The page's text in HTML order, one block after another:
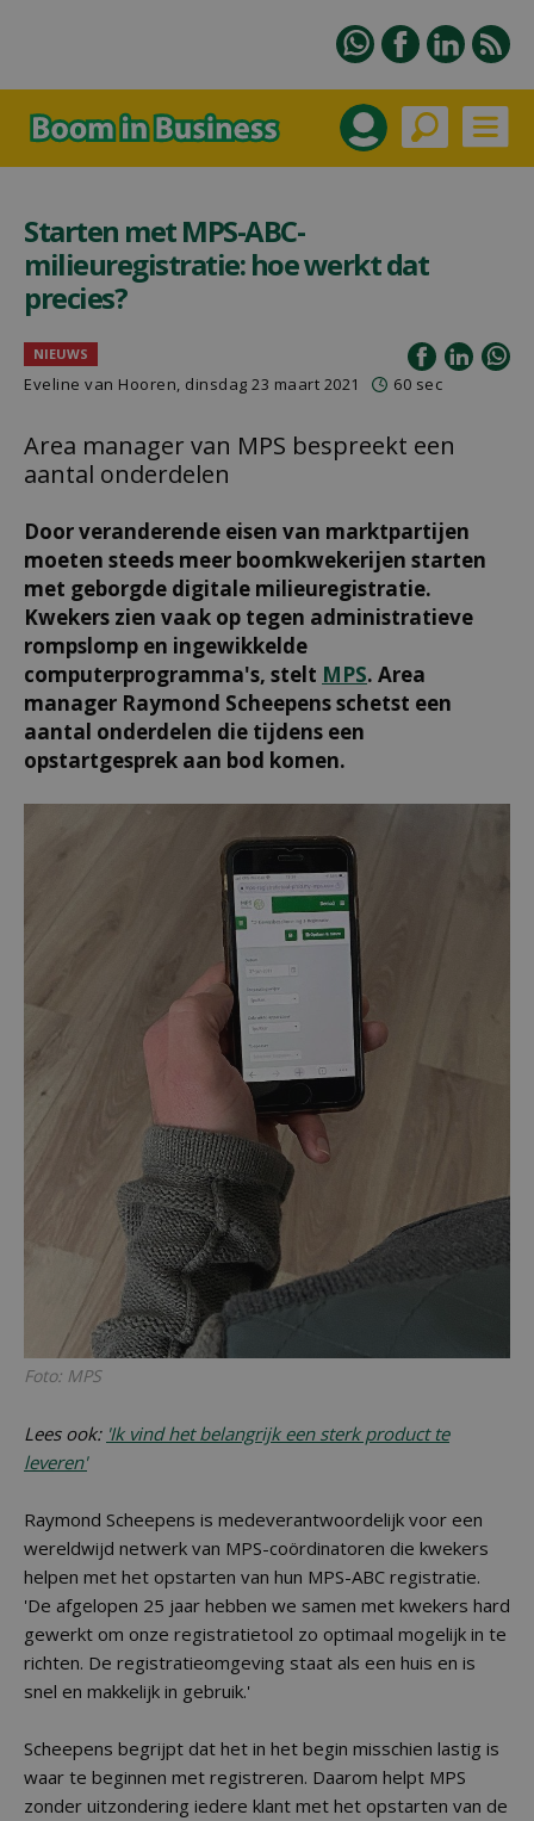
Starten met MPS-ABC-
milieuregistratie: hoe werkt dat
precies?
NIEUWS
Eveline van Hooren, dinsdag 23 maart 2021 60 sec
Area manager van MPS bespreekt een
aantal onderdelen
Door veranderende eisen van marktpartijen
moeten steeds meer boomkwekerijen starten
met geborgde digitale milieuregistratie.
Kwekers zien vaak op tegen administratieve
rompslomp en ingewikkelde
computerprogramma's, stelt MPS. Area
manager Raymond Scheepens schetst een
aantal onderdelen die tijdens een
opstartgesprek aan bod komen.
Foto: MPS
Lees ook: 'Ik vind het belangrijk een sterk product te
leveren'
Raymond Scheepens is medeverantwoordelijk voor een
wereldwijd netwerk van MPS-coördinatoren die kwekers
helpen met het opstarten van hun MPS-ABC registratie.
'De afgelopen 25 jaar hebben we samen met kwekers hard
gewerkt om onze registratietool zo optimaal mogelijk in te
richten. De registratieomgeving staat als een huis en is
snel en makkelijk in gebruik.'
Scheepens begrijpt dat het in het begin misschien lastig is
waar te beginnen met registreren. Daarom helpt MPS
zonder uitzondering iedere klant met het opstarten van de